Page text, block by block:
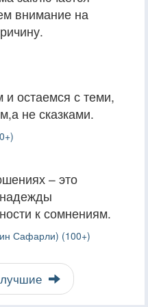
внимание на
остаемся с теми,
не сказками.
– это
к сомнениям.
Сафарли) (100+)